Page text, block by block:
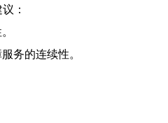
：
务的连续性。